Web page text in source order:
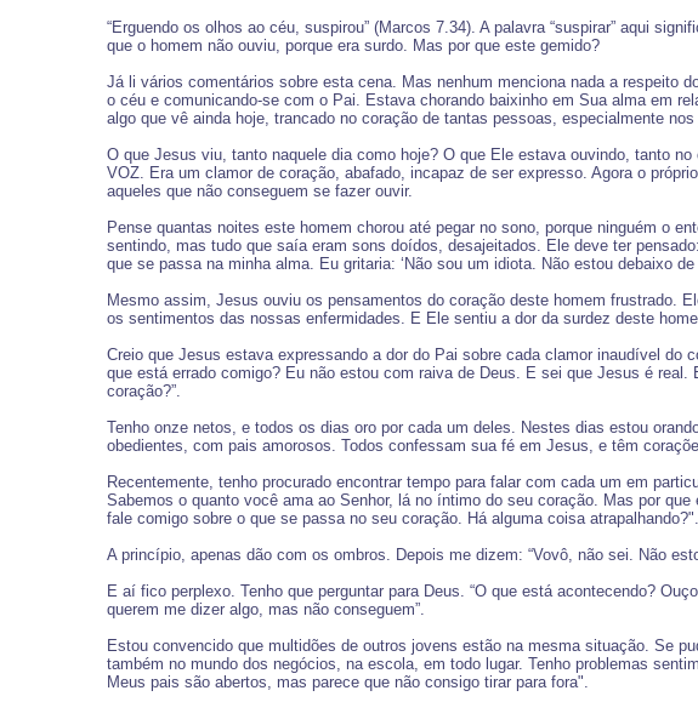
“Erguendo os olhos ao céu, suspirou” (Marcos 7.34). A palavra “suspirar” aqui
que o homem não ouviu, porque era surdo. Mas por que este gemido?
Já li vários comentários sobre esta cena. Mas nenhum menciona nada a respeito
o céu e comunicando-se com o Pai. Estava chorando baixinho em Sua alma em
algo que vê ainda hoje, trancado no coração de tantas pessoas, especialmente
O que Jesus viu, tanto naquele dia como hoje? O que Ele estava ouvindo, tanto
VOZ. Era um clamor de coração, abafado, incapaz de ser expresso. Agora o
aqueles que não conseguem se fazer ouvir.
Pense quantas noites este homem chorou até pegar no sono, porque ninguém o
sentindo, mas tudo que saía eram sons doídos, desajeitados. Ele deve ter
que se passa na minha alma. Eu gritaria: ‘Não sou um idiota. Não estou debaixo
Mesmo assim, Jesus ouviu os pensamentos do coração deste homem frustrado.
os sentimentos das nossas enfermidades. E Ele sentiu a dor da surdez deste
Creio que Jesus estava expressando a dor do Pai sobre cada clamor inaudível do
que está errado comigo? Eu não estou com raiva de Deus. E sei que Jesus é
coração?”.
Tenho onze netos, e todos os dias oro por cada um deles. Nestes dias estou
obedientes, com pais amorosos. Todos confessam sua fé em Jesus, e têm
Recentemente, tenho procurado encontrar tempo para falar com cada um em
Sabemos o quanto você ama ao Senhor, lá no íntimo do seu coração. Mas por
fale comigo sobre o que se passa no seu coração. Há alguma coisa atrapalhando?".
A princípio, apenas dão com os ombros. Depois me dizem: “Vovô, não sei. Não
E aí fico perplexo. Tenho que perguntar para Deus. “O que está acontecendo?
querem me dizer algo, mas não conseguem”.
Estou convencido que multidões de outros jovens estão na mesma situação. Se
também no mundo dos negócios, na escola, em todo lugar. Tenho problemas
Meus pais são abertos, mas parece que não consigo tirar para fora".